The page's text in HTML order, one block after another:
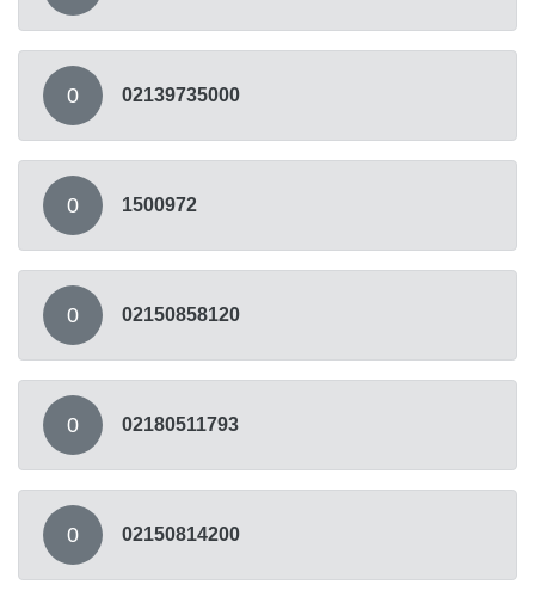
0 02139735000
0 1500972
0 02150858120
0 02180511793
0 02150814200